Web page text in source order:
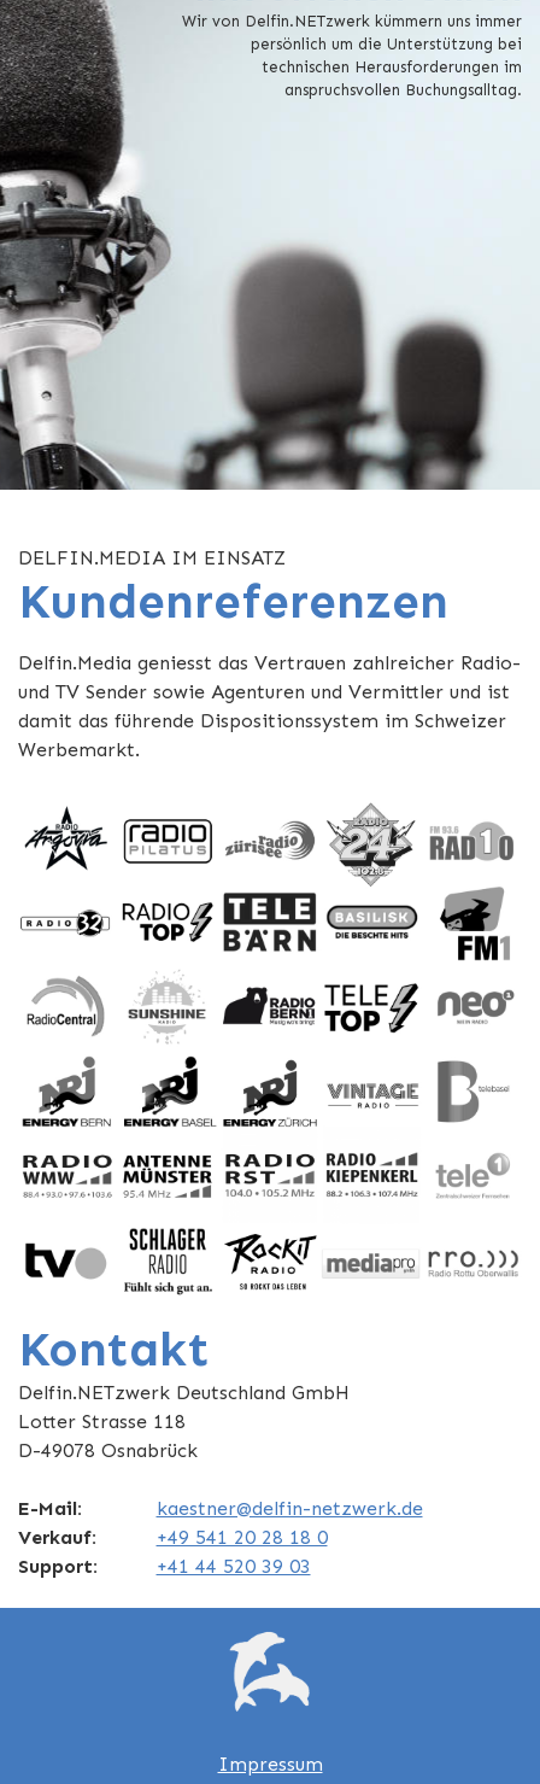
Wir von Delfin.NETzwerk kümmern uns immer
persönlich um die Unterstützung bei
technischen Herausforderungen im
anspruchsvollen Buchungsalltag.
DELFIN.MEDIA IM EINSATZ
Kundenreferenzen
Delfin.Media geniesst das Vertrauen zahlreicher Radio-
und TV Sender sowie Agenturen und Vermittler und ist
damit das führende Dispositionssystem im Schweizer
Werbemarkt.
Kontakt
Delfin.NETzwerk Deutschland GmbH
Lotter Strasse 118
D-49078 Osnabrück
E-Mail:
Verkauf:
Support:
kaestner@delfin-netzwerk.de
+49 541 20 28 18 0
+41 44 520 39 03
Impressum